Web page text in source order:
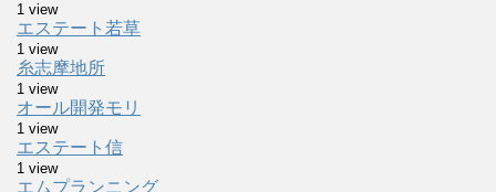
1 view
エステート若草
1 view
糸志摩地所
1 view
オール開発モリ
1 view
エステート信
1 view
エムプランニング